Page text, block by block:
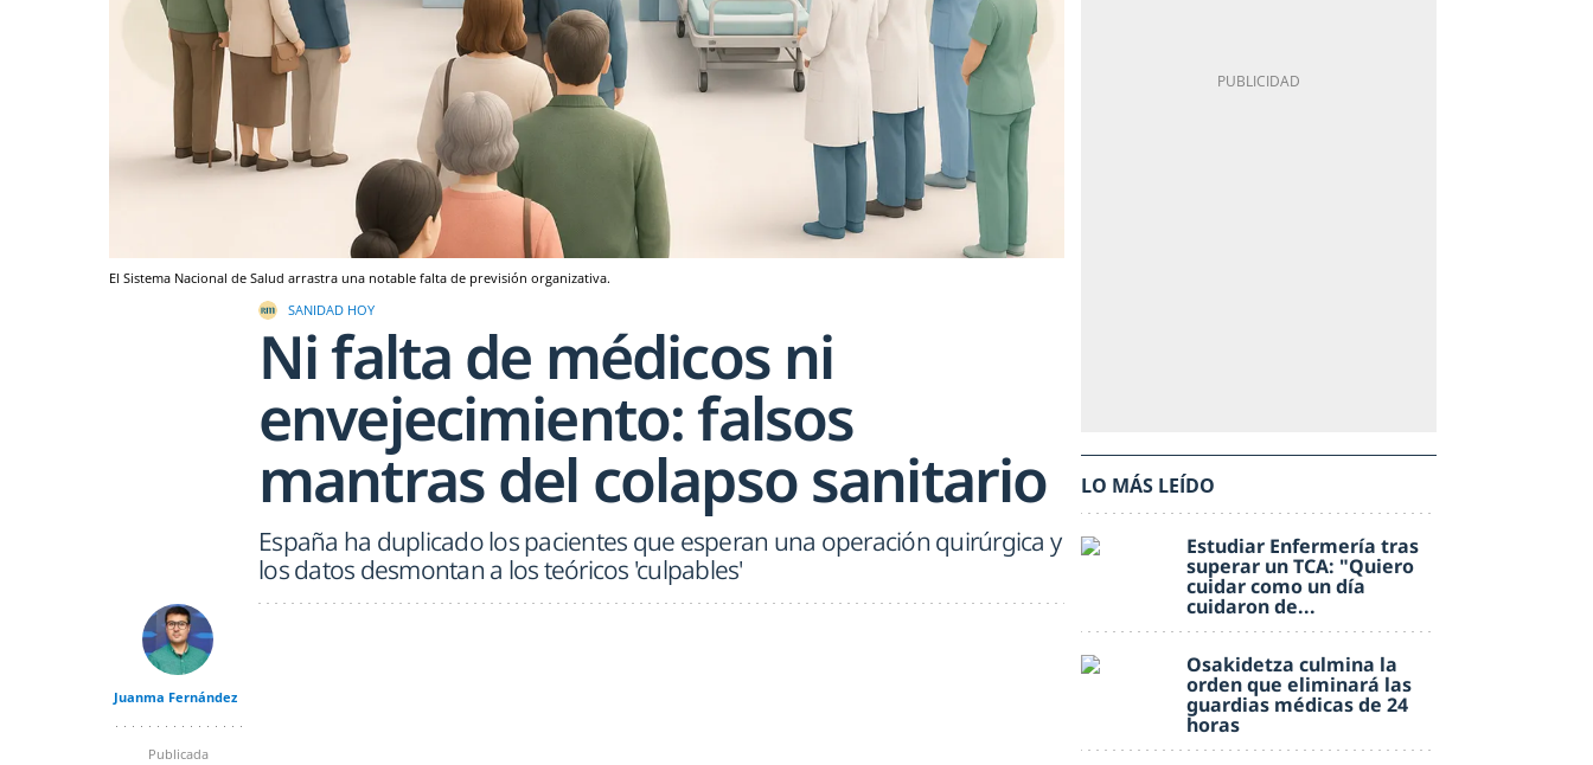
El Sistema Nacional de Salud arrastra una notable falta de previsión organizativa.
SANIDAD HOY
Ni falta de médicos ni
envejecimiento: falsos
mantras del colapso sanitario
España ha duplicado los pacientes que esperan una operación quirúrgica y
los datos desmontan a los teóricos 'culpables'
Juanma Fernández
Publicada
LO MÁS LEÍDO
Estudiar Enfermería tras
superar un TCA: "Quiero
cuidar como un día
cuidaron de...
Osakidetza culmina la
orden que eliminará las
guardias médicas de 24
horas